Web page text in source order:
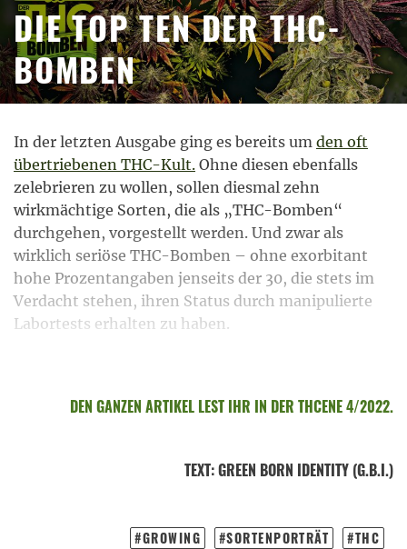
DIE TOP TEN DER THC-
BOMBEN
In der letzten Ausgabe ging es bereits um den oft
übertriebenen THC-Kult. Ohne diesen ebenfalls
zelebrieren zu wollen, sollen diesmal zehn
wirkmächtige Sorten, die als „THC-Bomben“
durchgehen, vorgestellt werden. Und zwar als
wirklich seriöse THC-Bomben – ohne exorbitant
hohe Prozentangaben jenseits der 30, die stets im
Verdacht stehen, ihren Status durch manipulierte
Labortests erhalten zu haben.
DEN GANZEN ARTIKEL LEST IHR IN DER THCENE 4/2022.
TEXT:GREEN BORN IDENTITY (G.B.I.)
GROWING SORTENPORTRÄT
THC